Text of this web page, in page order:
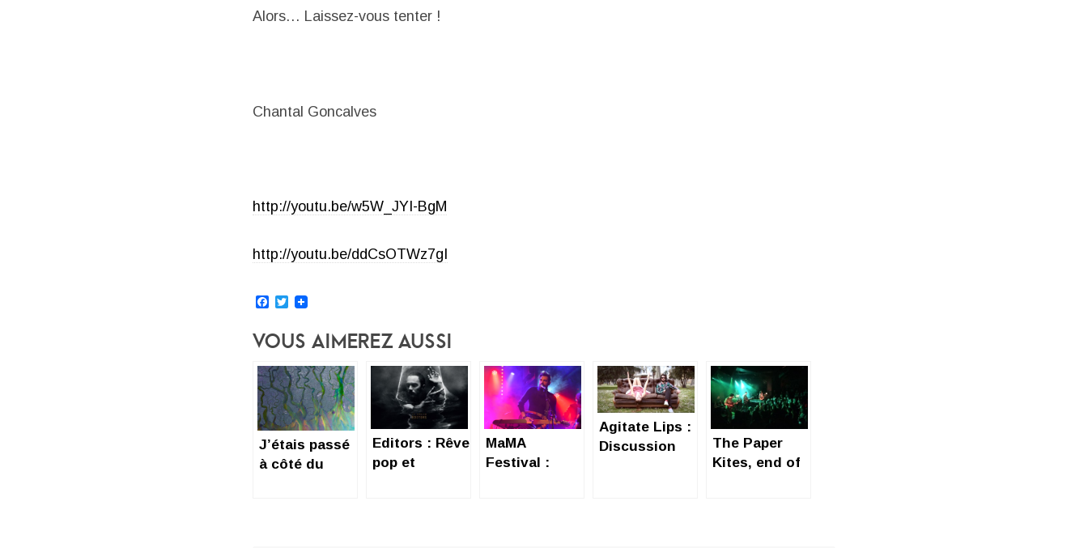
Alors… Laissez-vous tenter !
Chantal Goncalves
http://youtu.be/w5W_JYI-BgM
http://youtu.be/ddCsOTWz7gI
Facebook
Twitter
Vous Aimerez Aussi
J’étais passé
à côté du
Editors : Rêve
pop et
MaMA
Festival :
Agitate Lips :
Discussion
The Paper
Kites, end of